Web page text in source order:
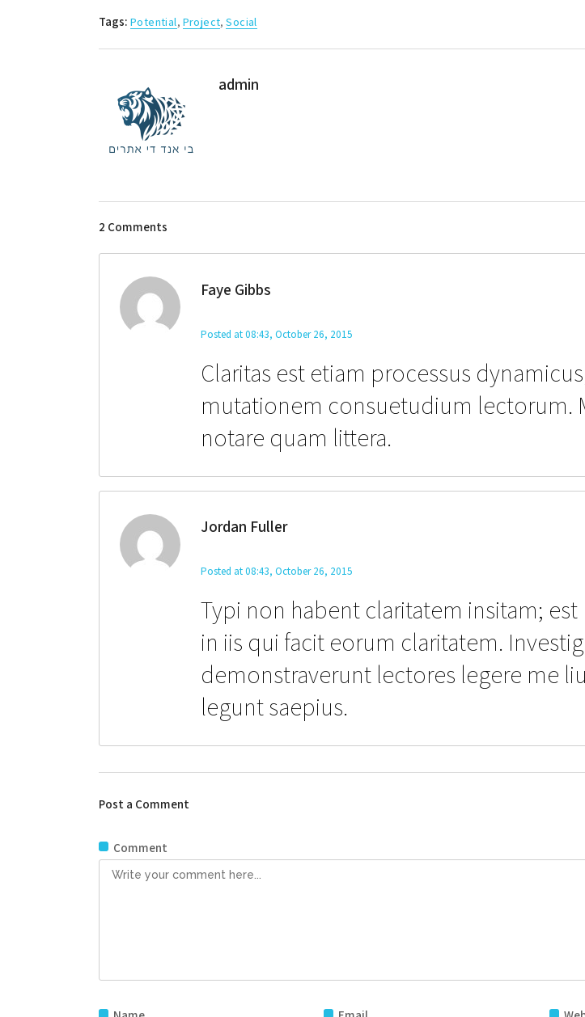
Tags: Potential, Project, Social
admin
2 Comments
Faye Gibbs
Posted at 08:43, October 26, 2015
Claritas est etiam processus
mutationem consuetudium lectorum.
notare quam littera.
Jordan Fuller
Posted at 08:43, October 26, 2015
Typi non habent claritatem insitam; est
in iis qui facit eorum claritatem.
demonstraverunt lectores legere me
legunt saepius.
Post a Comment
Comment